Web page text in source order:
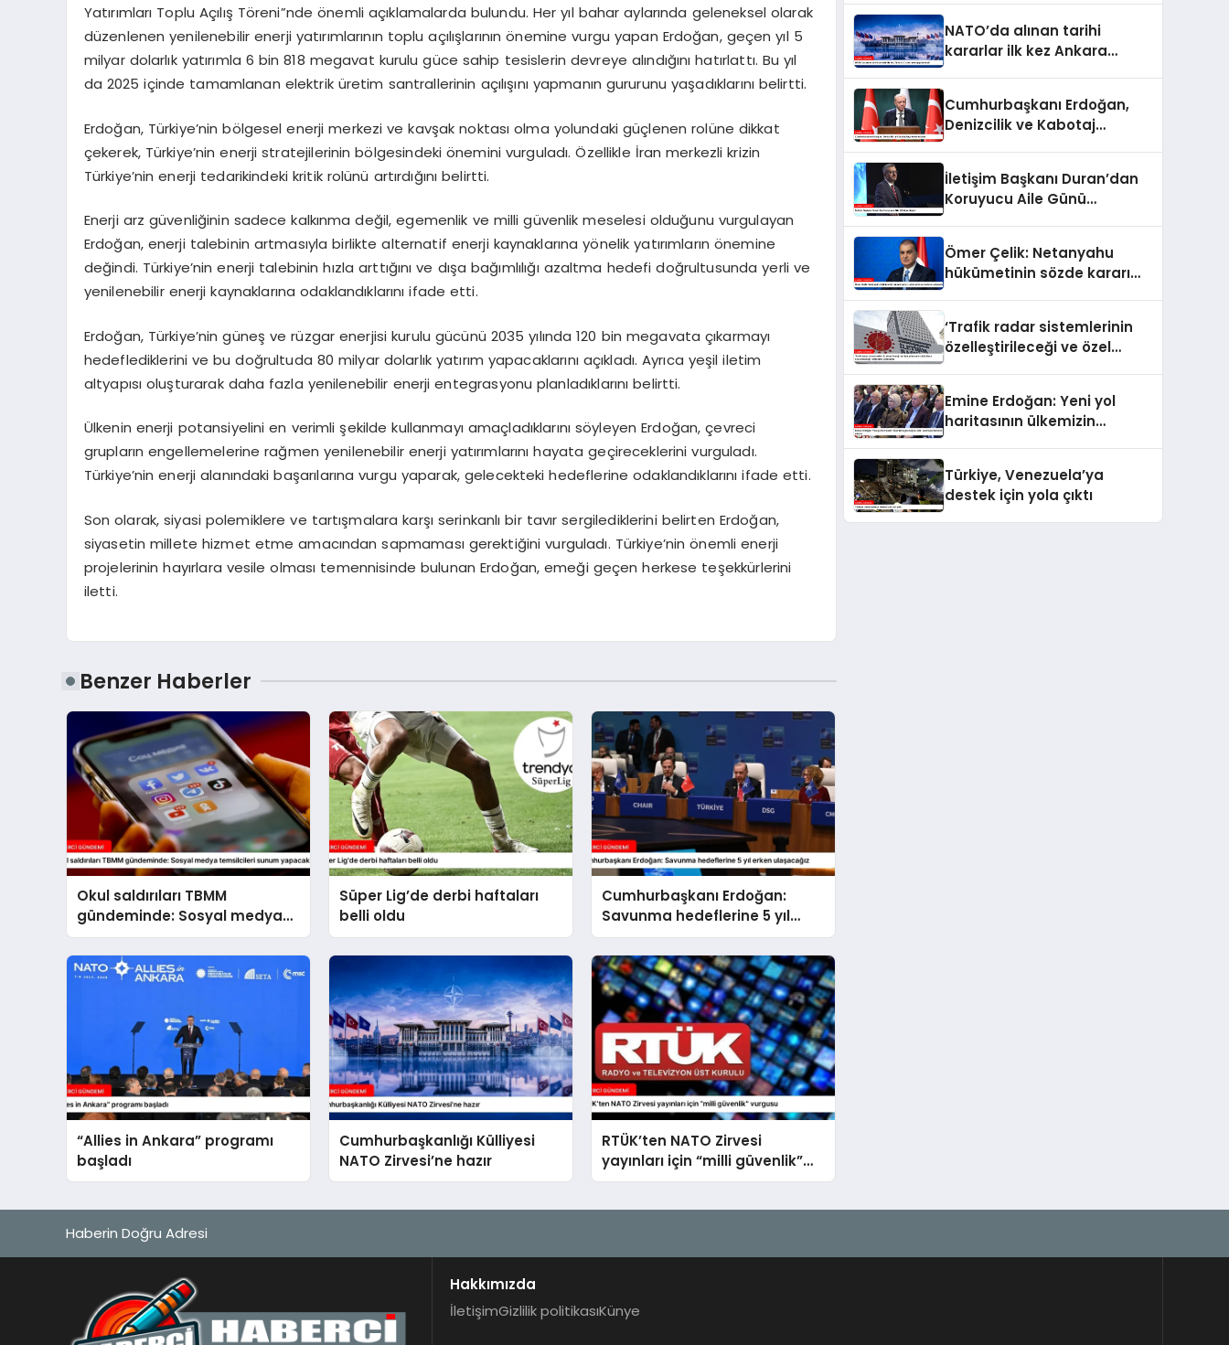
Yatırımları Toplu Açılış Töreni”nde önemli açıklamalarda bulundu. Her yıl bahar aylarında geleneksel olarak
düzenlenen yenilenebilir enerji yatırımlarının toplu açılışlarının önemine vurgu yapan Erdoğan, geçen yıl 5
milyar dolarlık yatırımla 6 bin 818 megavat kurulu güce sahip tesislerin devreye alındığını hatırlattı. Bu yıl
da 2025 içinde tamamlanan elektrik üretim santrallerinin açılışını yapmanın gururunu yaşadıklarını belirtti.
Erdoğan, Türkiye’nin bölgesel enerji merkezi ve kavşak noktası olma yolundaki güçlenen rolüne dikkat
çekerek, Türkiye’nin enerji stratejilerinin bölgesindeki önemini vurguladı. Özellikle İran merkezli krizin
Türkiye’nin enerji tedarikindeki kritik rolünü artırdığını belirtti.
Enerji arz güvenliğinin sadece kalkınma değil, egemenlik ve milli güvenlik meselesi olduğunu vurgulayan
Erdoğan, enerji talebinin artmasıyla birlikte alternatif enerji kaynaklarına yönelik yatırımların önemine
değindi. Türkiye’nin enerji talebinin hızla arttığını ve dışa bağımlılığı azaltma hedefi doğrultusunda yerli ve
yenilenebilir enerji kaynaklarına odaklandıklarını ifade etti.
Erdoğan, Türkiye’nin güneş ve rüzgar enerjisi kurulu gücünü 2035 yılında 120 bin megavata çıkarmayı
hedeflediklerini ve bu doğrultuda 80 milyar dolarlık yatırım yapacaklarını açıkladı. Ayrıca yeşil iletim
altyapısı oluşturarak daha fazla yenilenebilir enerji entegrasyonu planladıklarını belirtti.
Ülkenin enerji potansiyelini en verimli şekilde kullanmayı amaçladıklarını söyleyen Erdoğan, çevreci
grupların engellemelerine rağmen yenilenebilir enerji yatırımlarını hayata geçireceklerini vurguladı.
Türkiye’nin enerji alanındaki başarılarına vurgu yaparak, gelecekteki hedeflerine odaklandıklarını ifade etti.
Son olarak, siyasi polemiklere ve tartışmalara karşı serinkanlı bir tavır sergilediklerini belirten Erdoğan,
siyasetin millete hizmet etme amacından sapmaması gerektiğini vurguladı. Türkiye’nin önemli enerji
projelerinin hayırlara vesile olması temennisinde bulunan Erdoğan, emeği geçen herkese teşekkürlerini
iletti.
Benzer Haberler
Okul saldırıları TBMM
gündeminde: Sosyal medya
temsilcileri sunum yapacak
Süper Lig’de derbi haftaları
belli oldu
Cumhurbaşkanı Erdoğan:
Savunma hedeflerine 5 yıl
erken ulaşacağız
“Allies in Ankara” programı
başladı
Cumhurbaşkanlığı Külliyesi
NATO Zirvesi’ne hazır
RTÜK’ten NATO Zirvesi
yayınları için “milli güvenlik”
vurgusu
NATO’da alınan tarihi
kararlar ilk kez Ankara
Cumhurbaşkanı Erdoğan,
Denizcilik ve Kabotaj
İletişim Başkanı Duran’dan
Koruyucu Aile Günü
Ömer Çelik: Netanyahu
hükümetinin sözde kararı
‘Trafik radar sistemlerinin
özelleştirileceği ve özel
yalanlama
Emine Erdoğan: Yeni yol
haritasının ülkemizin
Türkiye, Venezuela’ya
destek için yola çıktı
Haberin Doğru Adresi
Hakkımızda
İletişimGizlilik politikasıKünye